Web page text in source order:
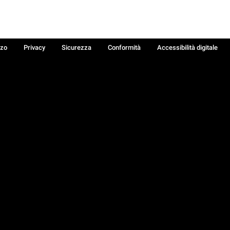
Privacy Sicurezza Conformità
Accessibilità digitale